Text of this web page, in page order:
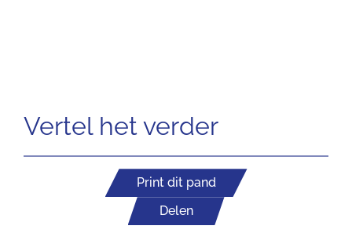
Vertel het verder
Print dit pand
Delen